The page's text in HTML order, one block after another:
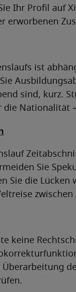
Ihr Profil auf
erworbenen
ist
sind, kurz.
die Nationalität
Sie
Sie die
keine
Überarbeitung